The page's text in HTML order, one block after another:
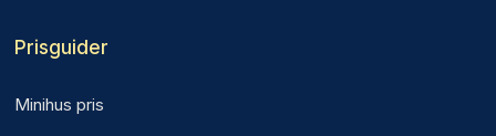
Prisguider
Minihus pris